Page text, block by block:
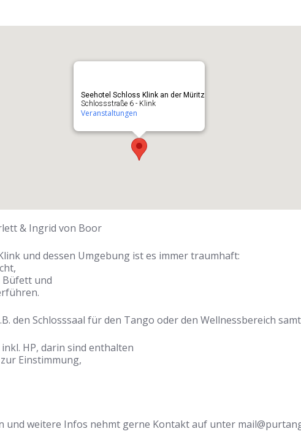
Seehotel Schloss Klink an der Müritz
Schlossstraße 6 - Klink
Veranstaltungen
& Ingrid von Boor
und dessen Umgebung ist es immer traumhaft:
Büfett und
den Schlosssaal für den Tango oder den Wellnessbereich
HP, darin sind enthalten
Einstimmung,
und weitere Infos nehmt gerne Kontakt auf unter